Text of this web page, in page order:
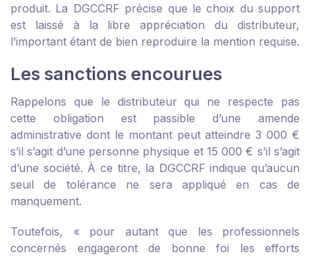
produit. La DGCCRF précise que le choix du support
est laissé à la libre appréciation du distributeur,
l’important étant de bien reproduire la mention requise.
Les sanctions encourues
Rappelons que le distributeur qui ne respecte pas
cette obligation est passible d’une amende
administrative dont le montant peut atteindre 3 000 €
s’il s’agit d’une personne physique et 15 000 € s’il s’agit
d’une société. À ce titre, la DGCCRF indique qu’aucun
seuil de tolérance ne sera appliqué en cas de
manquement.
Toutefois, « pour autant que les professionnels
concernés engageront de bonne foi les efforts